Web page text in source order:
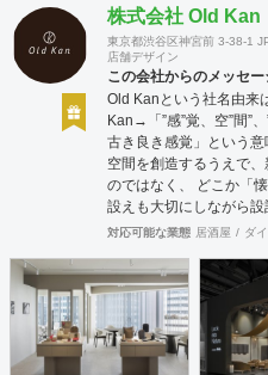
株式会社 Old Kan
東京都渋谷区神宮前 3-38-1
店舗デザイン
この会社からのメッセー
Old Kanという社名由来
Kan→「”感”覚、空”間”
古き良き感覚」という
空間を創造するうえで
のではなく、 どこか「
設えも大切にしながら
下、日々クライアント
ます。 Old Kan 浦田 晶
Instagram：https://
shohei_urata@old-
3-38-1 JP-4ビル 302
対応可能な業態 居酒屋 ダ